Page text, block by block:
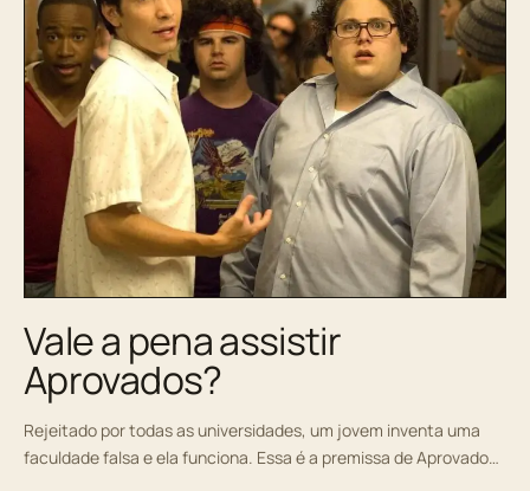
Vale a pena assistir
Aprovados?
Rejeitado por todas as universidades, um jovem inventa uma
faculdade falsa e ela funciona. Essa é a premissa de Aprovado…